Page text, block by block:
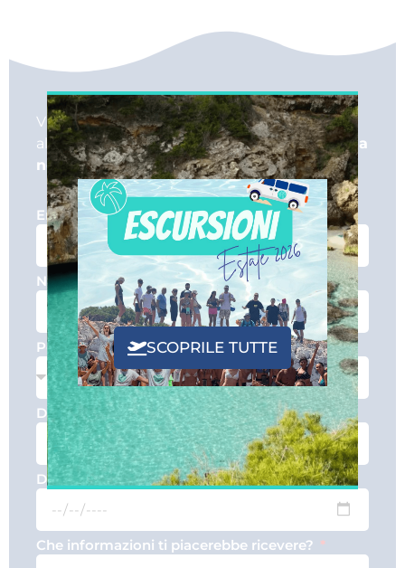
Vuoi conoscere tutto dell’isola per preparare
al meglio il tuo viaggio a Maiorca?Iscriviti alla
nostra newsletter!
Email
Nome
Perché ti iscrivi?
Data arrivo a Maiorca
Data partenza da Maiorca
Che informazioni ti piacerebbe ricevere?
SCOPRILE TUTTE